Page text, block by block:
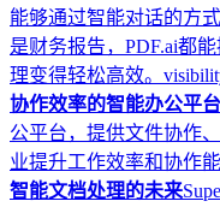
能够通过智能对话的方
是财务报告，PDF.ai都
理变得轻松高效。
协作效率的智能办公平台
公平台，提供文件协作
业提升工作效率和协作能
智能文档处理的未来